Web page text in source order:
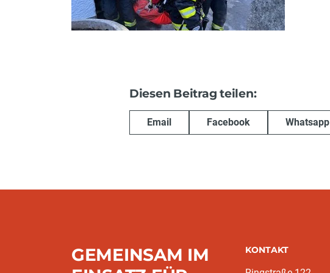
Diesen Beitrag teilen:
Email Facebook Whatsapp
GEMEINSAM IM
KONTAKT